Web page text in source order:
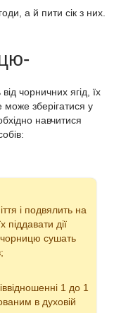
а й пити сік з них.
чорничних ягід, їх
зберігатися у
навчитися
і подвялить на
піддавати дії
сушать
1 до 1
в духовій